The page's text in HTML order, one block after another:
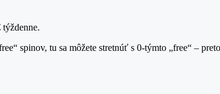
spinov, tu sa môžete stretnúť s 0‑týmto „free“ –